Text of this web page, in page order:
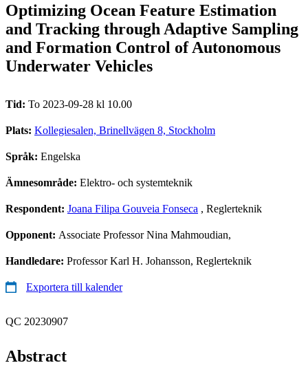
Optimizing Ocean Feature Estimation
and Tracking through Adaptive Sampling
and Formation Control of Autonomous
Underwater Vehicles
Tid: To 2023-09-28 kl 10.00
Plats: Kollegiesalen, Brinellvägen 8, Stockholm
Språk: Engelska
Ämnesområde: Elektro- och systemteknik
Respondent: Joana Filipa Gouveia Fonseca , Reglerteknik
Opponent: Associate Professor Nina Mahmoudian,
Handledare: Professor Karl H. Johansson, Reglerteknik
Exportera till kalender
QC 20230907
Abstract